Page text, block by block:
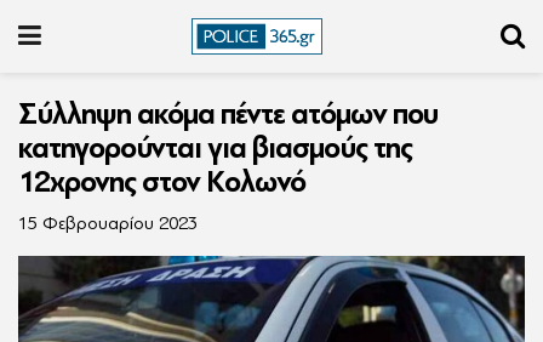
Σύλληψη ακόμα πέντε ατόμων που
κατηγορούνται για βιασμούς της
12χρονης στον Κολωνό
15 Φεβρουαρίου 2023